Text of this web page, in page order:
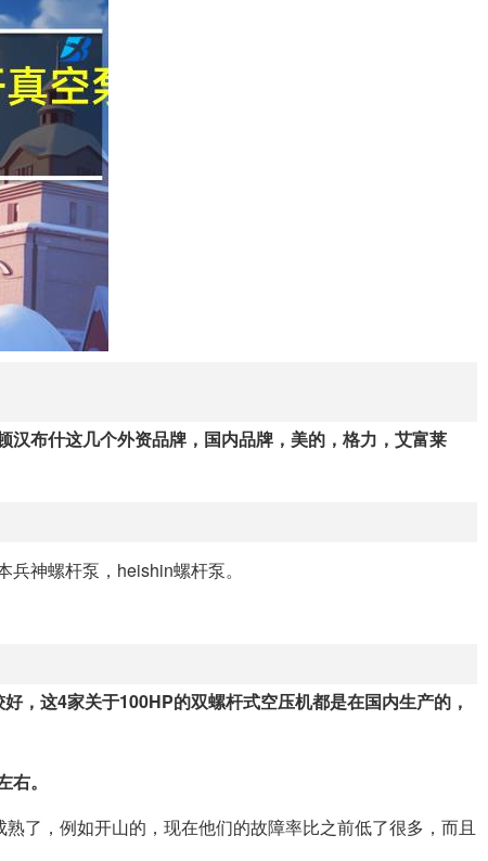
布什这几个外资品牌，国内品牌，美的，格力，艾富莱
神螺杆泵，heishin螺杆泵。
，这4家关于100HP的双螺杆式空压机都是在国内生产的，
。
了，例如开山的，现在他们的故障率比之前低了很多，而且